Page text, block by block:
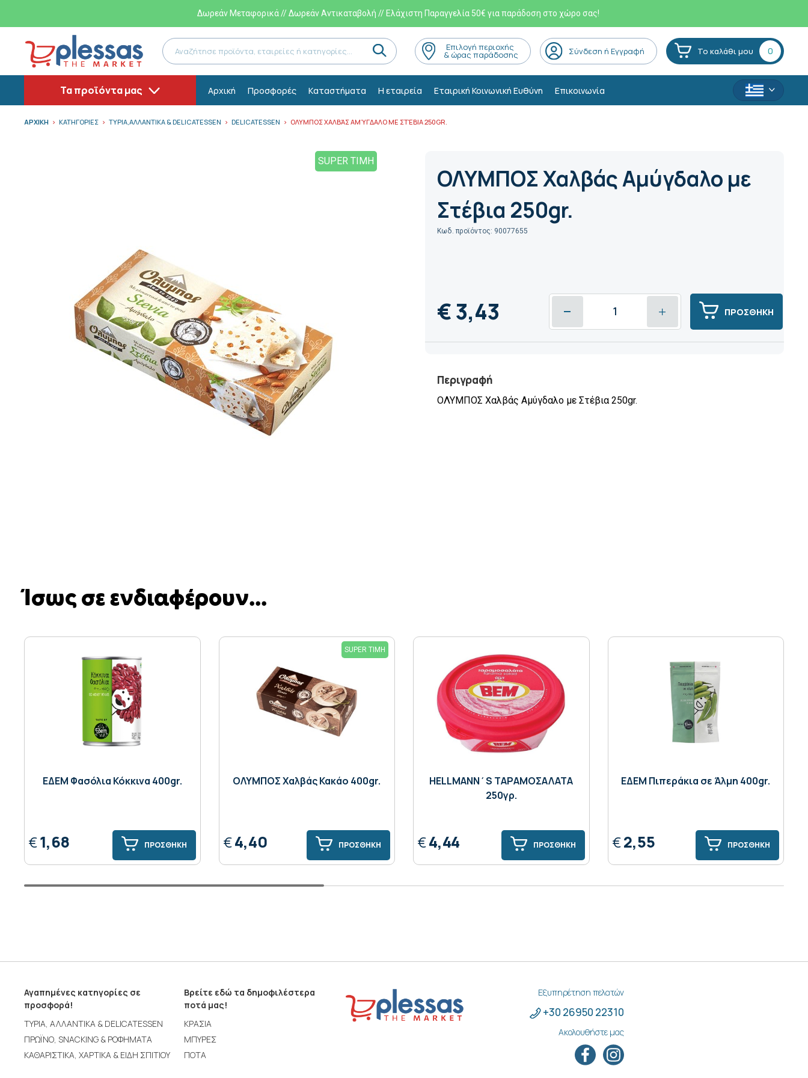
Δωρεάν Μεταφορικά // Δωρεάν Αντικαταβολή // Ελάχιστη Παραγγελία 50€ για παράδοση στο χώρο σας!
Eπιλογή περιοχής
& ώρας παράδοσης Σύνδεση ή Εγγραφή Το καλάθι μου 0
Τα προϊόντα μας Αρχική Προσφορές Kαταστήματα Η εταιρεία Εταιρική Κοινωνική Ευθύνη Επικοινωνία
ΑΡΧΙΚΗ ΚΑΤΗΓΟΡΙΕΣ ΤΥΡΙΑ,ΑΛΛΑΝΤΙΚΑ & DELICATESSEN DELICATESSEN ΟΛΥΜΠΟΣ ΧΑΛΒΆΣ ΑΜΎΓΔΑΛΟ ΜΕ ΣΤΈΒΙΑ 250GR.
SUPER ΤΙΜΗ
ΟΛΥΜΠΟΣ Χαλβάς Αμύγδαλο με
Στέβια 250gr.
Κωδ. προϊόντος: 90077655
€ 3,43 ΠΡΟΣΘΗΚΗ
Περιγραφή
ΟΛΥΜΠΟΣ Χαλβάς Αμύγδαλο με Στέβια 250gr.
Ίσως σε ενδιαφέρουν...
ΕΔΕΜ Φασόλια Κόκκινα 400gr.
€1,68 ΠΡΟΣΘΗΚΗ
SUPER ΤΙΜΗ
ΟΛΥΜΠΟΣ Χαλβάς Κακάο 400gr.
€4,40 ΠΡΟΣΘΗΚΗ
HELLMANN΄S ΤΑΡΑΜΟΣΑΛΑΤΑ
250γρ.
€4,44 ΠΡΟΣΘΗΚΗ
ΕΔΕΜ Πιπεράκια σε Άλμη 400gr.
€2,55 ΠΡΟΣΘΗΚΗ
Αγαπημένες κατηγορίες σε
προσφορά!
ΤΥΡΙΑ, ΑΛΛΑΝΤΙΚΑ & DELICATESSEN
ΠΡΩΪΝΟ, SNACKING & ΡΟΦΗΜΑΤΑ
ΚΑΘΑΡΙΣΤΙΚΑ, ΧΑΡΤΙΚΑ & ΕΙΔΗ ΣΠΙΤΙΟΥ
Βρείτε εδώ τα δημοφιλέστερα
ποτά μας!
ΚΡΑΣΙΑ
ΜΠΥΡΕΣ
ΠΟΤΑ
Εξυπηρέτηση πελατών
+30 26950 22310
Ακολουθήστε μας